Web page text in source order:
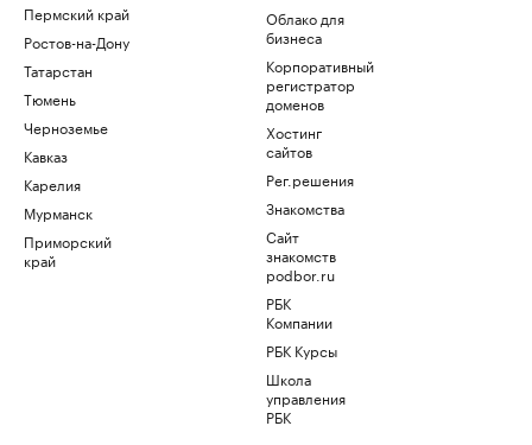
Пермский край
Ростов-на-Дону
Татарстан
Тюмень
Черноземье
Кавказ
Карелия
Мурманск
Приморский
край
Облако для
бизнеса
Корпоративный
регистратор
доменов
Хостинг
сайтов
Рег.решения
Знакомства
Сайт
знакомств
podbor.ru
РБК
Компании
РБК Курсы
Школа
управления
РБК